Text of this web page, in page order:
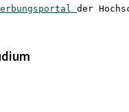
der